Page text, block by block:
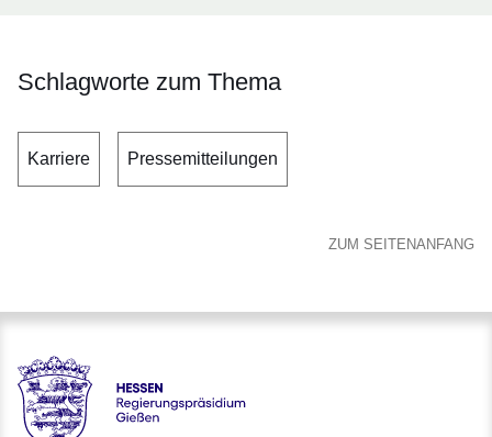
Schlagworte zum Thema
Karriere Pressemitteilungen
ZUM SEITENANFANG